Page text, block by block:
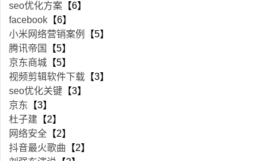
seo优化方案 【6】
facebook 【6】
小米网络营销案例
【5】
腾讯帝国
【5】
京东商城 【5】
视频剪辑软件下载 【3】
seo优化关键 【3】
京东 【3】
杜子建 【2】
网络安全 【2】
抖音最火歌曲 【2】